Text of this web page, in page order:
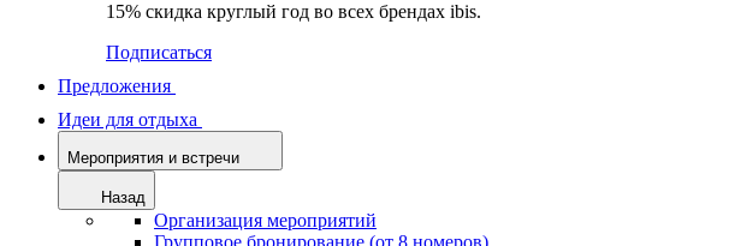
15% скидка круглый год во всех брендах ibis.
Подписаться
Предложения
Идеи для отдыха
Мероприятия и встречи
Назад
Организация мероприятий